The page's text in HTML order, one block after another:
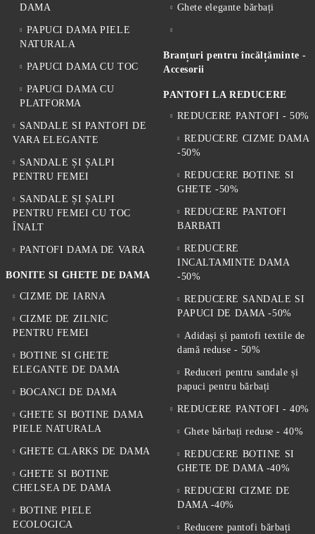
DAMA
PAPUCI DAMA PIELE
NATURALA
PAPUCI DAMA CU TOC
PAPUCI DAMA CU
PLATFORMA
SANDALE SI PANTOFI DE
VARA ELEGANTE
SANDALE ȘI ȘALPI
PENTRU FEMEI
SANDALE ȘI ȘALPI
PENTRU FEMEI CU TOC
ÎNALT
PANTOFI DAMA DE VARA
BONITE SI GHETE DE DAMA
CIZME DE IARNA
CIZME DE ZILNIC
PENTRU FEMEI
BOTINE SI GHETE
ELEGANTE DE DAMA
BOCANCI DE DAMA
GHETE SI BOTINE DAMA
PIELE NATURALA
GHETE CLARKS DE DAMA
GHETE SI BOTINE
CHELSEA DE DAMA
BOTINE PIELE
ECOLOGICA
Ghete elegante bărbați
Branțuri pentru încălțăminte -
Accesorii
PANTOFI LA REDUCERE
REDUCERE PANTOFI - 50%
REDUCERE CIZME DAMA
-50%
REDUCERE BOTINE SI
GHETE -50%
REDUCERE PANTOFI
BARBATI
REDUCERE
INCALTAMINTE DAMA
-50%
REDUCERE SANDALE SI
PAPUCI DE DAMA -50%
Adidași și pantofi textile de
damă reduse - 50%
Reduceri pentru sandale și
papuci pentru bărbați
REDUCERE PANTOFI - 40%
Ghete bărbați reduse - 40%
REDUCERE BOTINE SI
GHETE DE DAMA -40%
REDUCERI CIZME DE
DAMA -40%
Reducere pantofi bărbați